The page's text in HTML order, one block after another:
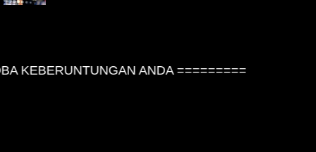
KEBERUNTUNGAN ANDA =========